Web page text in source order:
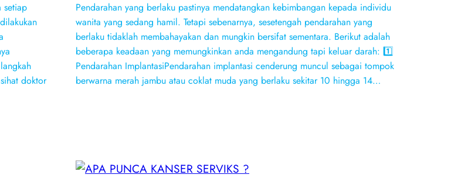
setiap
doktor
Pendarahan yang berlaku pastinya mendatangkan kebimbangan kepada individu
wanita yang sedang hamil. Tetapi sebenarnya, sesetengah pendarahan yang
berlaku tidaklah membahayakan dan mungkin bersifat sementara. Berikut adalah
beberapa keadaan yang memungkinkan anda mengandung tapi keluar darah: 1️⃣
Pendarahan ImplantasiPendarahan implantasi cenderung muncul sebagai tompok
berwarna merah jambu atau coklat muda yang berlaku sekitar 10 hingga 14…